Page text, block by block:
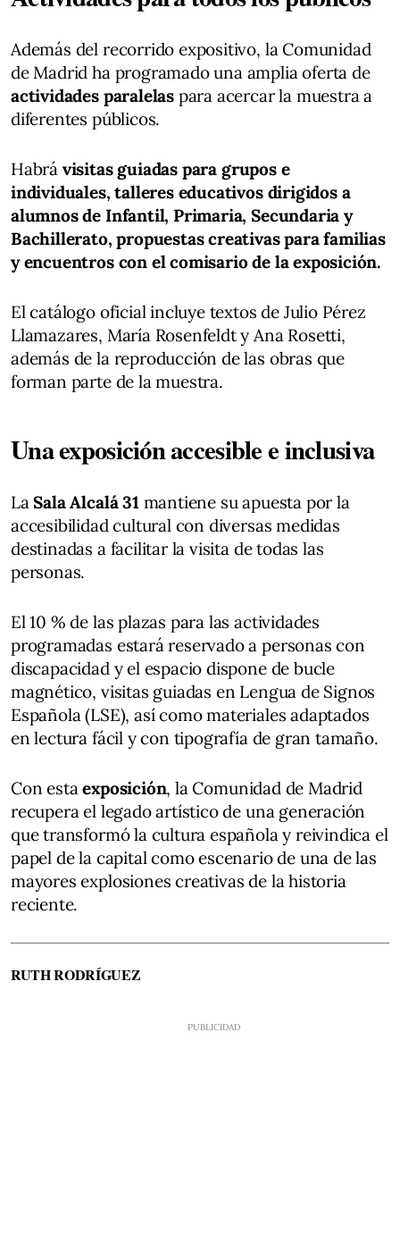
Además del recorrido expositivo, la Comunidad
de Madrid ha programado una amplia oferta de
actividades paralelas para acercar la muestra a
diferentes públicos.
Habrá visitas guiadas para grupos e
individuales, talleres educativos dirigidos a
alumnos de Infantil, Primaria, Secundaria y
Bachillerato, propuestas creativas para familias
y encuentros con el comisario de la exposición.
El catálogo oficial incluye textos de Julio Pérez
Llamazares, María Rosenfeldt y Ana Rosetti,
además de la reproducción de las obras que
forman parte de la muestra.
Una exposición accesible e inclusiva
LaSala Alcalá 31 mantiene su apuesta por la
accesibilidad cultural con diversas medidas
destinadas a facilitar la visita de todas las
personas.
El 10 % de las plazas para las actividades
programadas estará reservado a personas con
discapacidad y el espacio dispone de bucle
magnético, visitas guiadas en Lengua de Signos
Española (LSE), así como materiales adaptados
en lectura fácil y con tipografía de gran tamaño.
Con estaexposición, la Comunidad de Madrid
recupera el legado artístico de una generación
que transformó la cultura española y reivindica el
papel de la capital como escenario de una de las
mayores explosiones creativas de la historia
reciente.
RUTH RODRÍGUEZ